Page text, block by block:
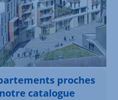
proches
catalogue